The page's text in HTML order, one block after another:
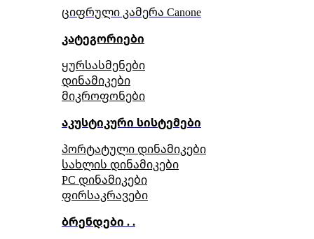
ციფრული კამერა Сanone
კატეგორიები
ყურსასმენები
დინამიკები
მიკროფონები
აკუსტიკური სისტემები
პორტატული დინამიკები
სახლის დინამიკები
PC დინამიკები
ფირსაკრავები
ბრენდები . .